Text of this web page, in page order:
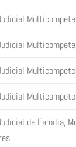
de Familia,